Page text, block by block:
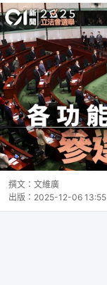
撰文： 文維廣
出版： 2025-12-06 13:55